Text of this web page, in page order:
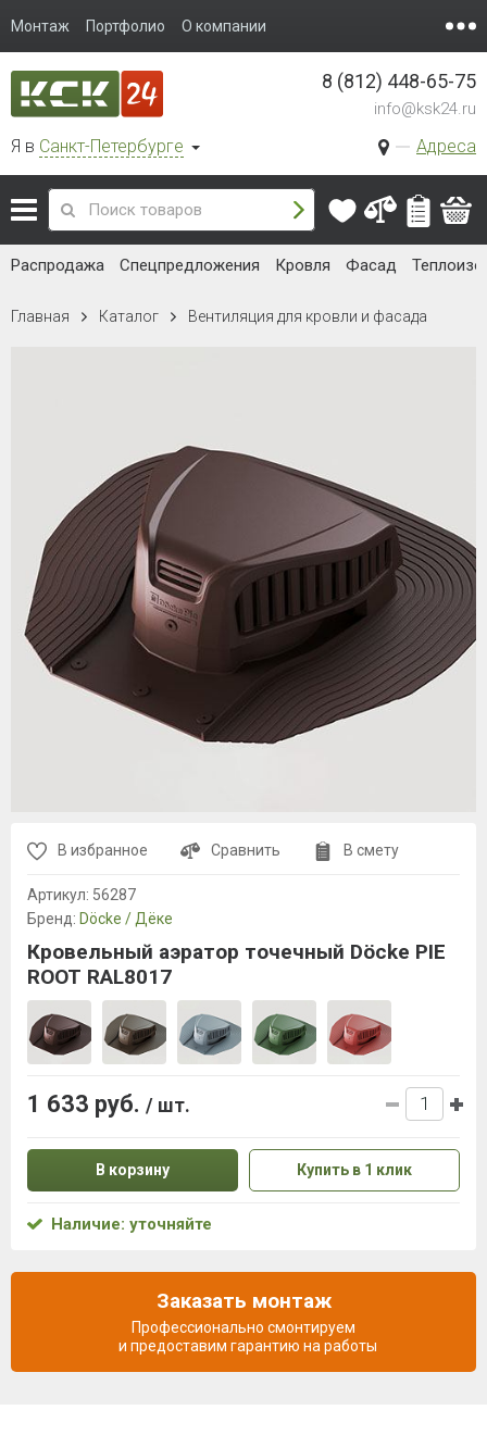
Монтаж Портфолио О компании
Я в Санкт-Петербурге Адреса
8 (812) 448-65-75
info@ksk24.ru
Распродажа Спецпредложения Кровля Фасад
Главная Каталог Вентиляция для кровли и фасада
В избранное Сравнить В смету
Артикул: 56287
Бренд: Döcke / Дёке
Кровельный аэратор точечный Döcke PIE
ROOT RAL8017
1 633 руб. / шт.
В корзину Купить в 1 клик
Наличие: уточняйте
Заказать монтаж
Профессионально смонтируем
и предоставим гарантию на работы